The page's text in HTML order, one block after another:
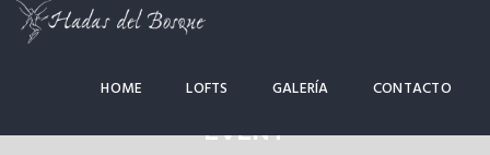
HOME LOFTS GALERÍA CONTACTO
EVENT